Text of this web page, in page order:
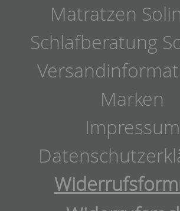
Matratzen
Schlafberatung
Marken
Impressum